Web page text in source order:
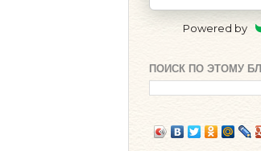
Powered by
ПОИСК ПО ЭТОМУ